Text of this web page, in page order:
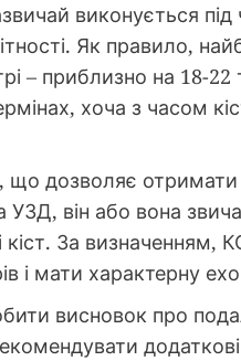
виконується
Як правило,
– приблизно на 18-22
хоча з часом
дозволяє отримати
він або вона
За визначенням,
і мати характерну
висновок про
додаткові